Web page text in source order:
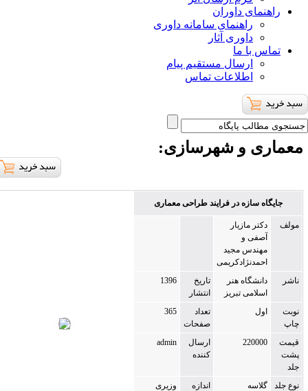
داوران
راهنمای سامانه داوری
داوری آثار
ما
ارسال مستقیم پیام
اطلاعات تماس
و شهرسازی:
سازه در فرایند طراحی معماری
مازیار
هنر
تاریخ
انتشار
1396
تعداد
ارسال
admin
اندازه
وزیری